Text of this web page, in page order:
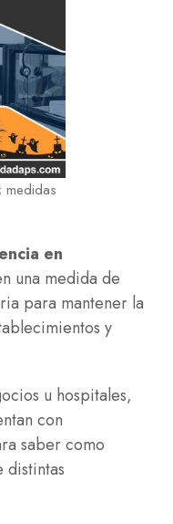
medidas
en
una medida de
para mantener la
y
u hospitales,
con
saber como
distintas